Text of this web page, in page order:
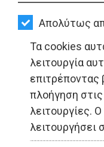
Απολύτως
Τα cookies
λειτουργία
επιτρέποντας
πλοήγηση
λειτουργίες.
ΟΙΚΟΝΟΜΙΑ
ΣΠΙΤΙ-
ΚΗΠΟΣ
ΥΓΕΙΑ